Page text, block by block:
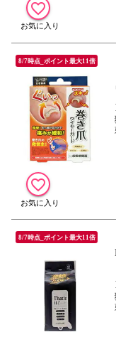
8/7時点_ポイント最大11倍
8/7時点_ポイント最大11倍